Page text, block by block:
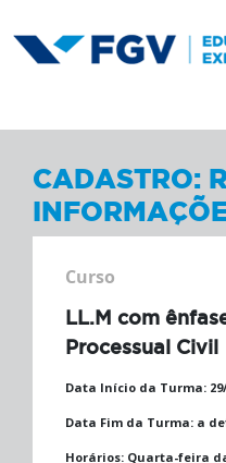
CADASTRO:
Curso
LL.M com
Processual Civil
Data Início da Turma:
Data Fim da Turma: a
Horários: Quarta-feira